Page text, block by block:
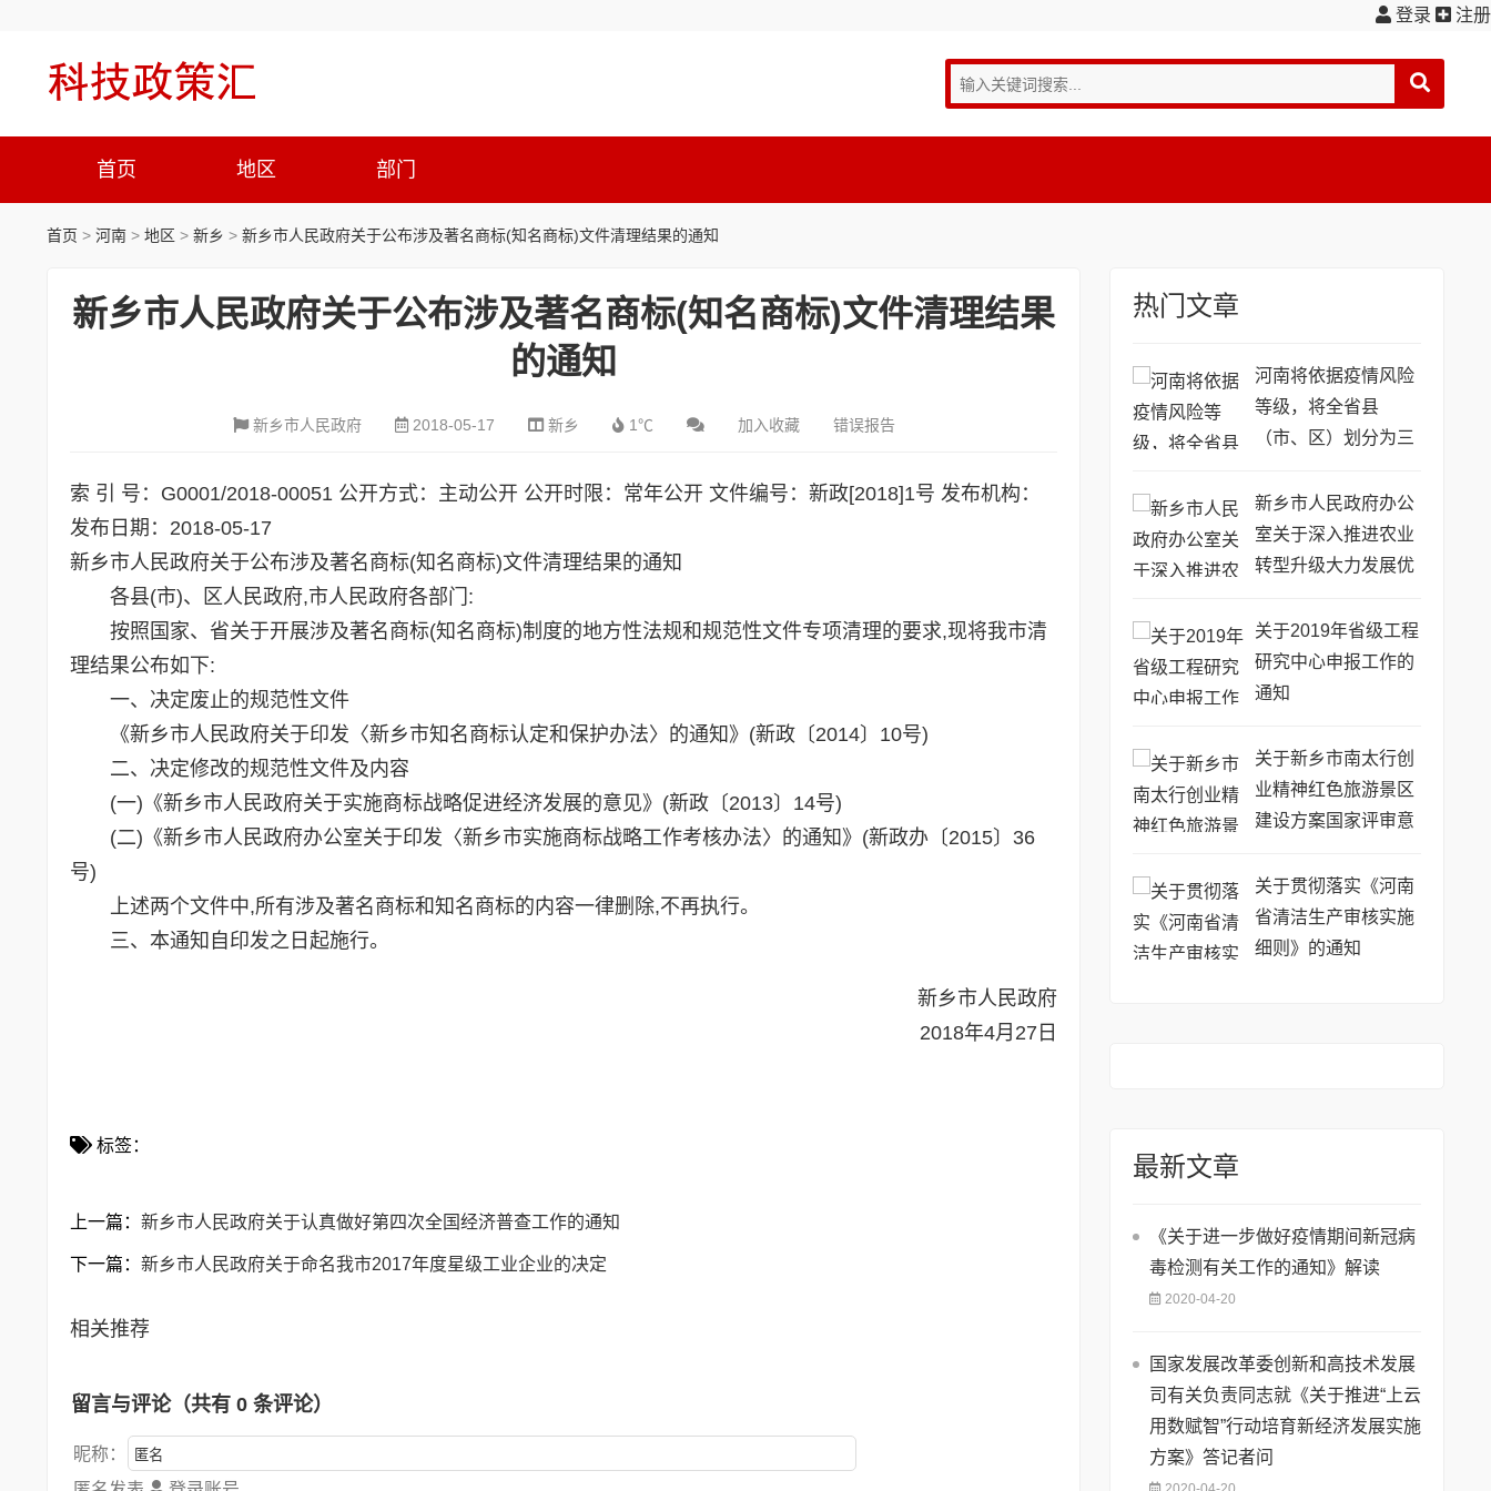
登录 注册
首页 地区 部门
首页 > 河南 > 地区 > 新乡 > 新乡市人民政府关于公布涉及著名商标(知名商标)文件清理结果的通知
新乡市人民政府关于公布涉及著名商标(知名商标)文件清理结果
的通知
新乡市人民政府 2018-05-17 新乡 1℃ 加入收藏 错误报告
索 引 号：G0001/2018-00051 公开方式：主动公开 公开时限：常年公开 文件编号：新政[2018]1号 发布机构：
发布日期：2018-05-17
新乡市人民政府关于公布涉及著名商标(知名商标)文件清理结果的通知
各县(市)、区人民政府,市人民政府各部门:
按照国家、省关于开展涉及著名商标(知名商标)制度的地方性法规和规范性文件专项清理的要求,现将我市清
理结果公布如下:
一、决定废止的规范性文件
《新乡市人民政府关于印发〈新乡市知名商标认定和保护办法〉的通知》(新政〔2014〕10号)
二、决定修改的规范性文件及内容
(一)《新乡市人民政府关于实施商标战略促进经济发展的意见》(新政〔2013〕14号)
(二)《新乡市人民政府办公室关于印发〈新乡市实施商标战略工作考核办法〉的通知》(新政办〔2015〕36
号)
上述两个文件中,所有涉及著名商标和知名商标的内容一律删除,不再执行。
三、本通知自印发之日起施行。
新乡市人民政府
2018年4月27日
标签：
上一篇： 新乡市人民政府关于认真做好第四次全国经济普查工作的通知
下一篇： 新乡市人民政府关于命名我市2017年度星级工业企业的决定
相关推荐
留言与评论（共有 0 条评论）
昵称：
热门文章
河南将依据疫情风险
等级，将全省县
（市、区）划分为三
新乡市人民政府办公
室关于深入推进农业
转型升级大力发展优
关于2019年省级工程
研究中心申报工作的
通知
关于新乡市南太行创
业精神红色旅游景区
建设方案国家评审意
关于贯彻落实《河南
省清洁生产审核实施
细则》的通知
最新文章
《关于进一步做好疫情期间新冠病
毒检测有关工作的通知》解读
2020-04-20
国家发展改革委创新和高技术发展
司有关负责同志就《关于推进“上云
用数赋智”行动培育新经济发展实施
方案》答记者问